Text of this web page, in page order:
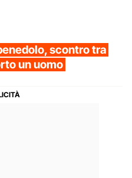
scontro tra
un uomo